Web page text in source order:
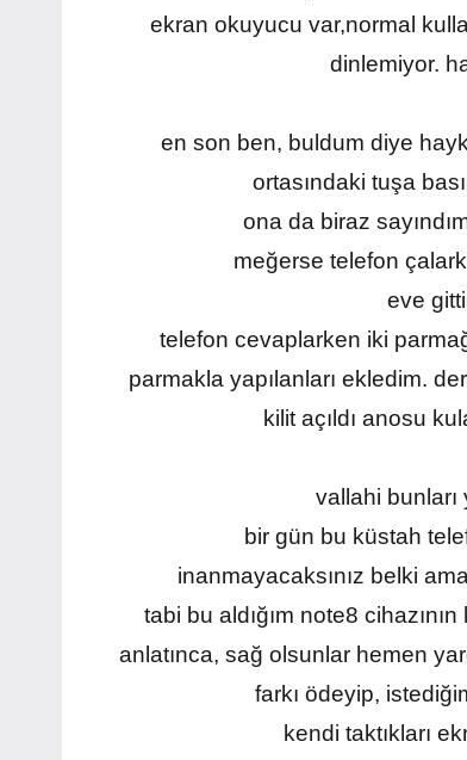
ekran okuyucu var,normal
dinlemiyor.
en son ben, buldum diye
ortasındaki tuşa
ona da biraz
meğerse telefon
eve
telefon cevaplarken iki
parmakla yapılanları ekledim.
kilit açıldı anosu
vallahi bunları
bir gün bu küstah
inanmayacaksınız belki
tabi bu aldığım note8
anlatınca, sağ olsunlar hemen
farkı ödeyip,
kendi taktıkları